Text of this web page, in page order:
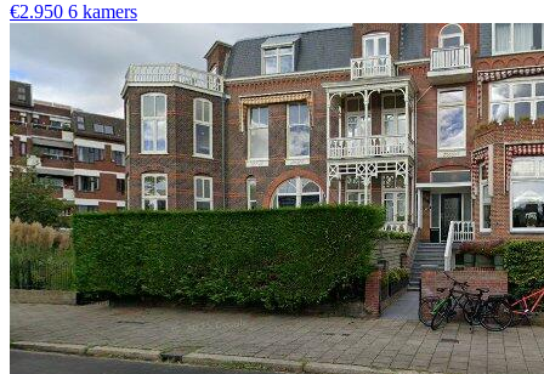
€2.950 6 kamers